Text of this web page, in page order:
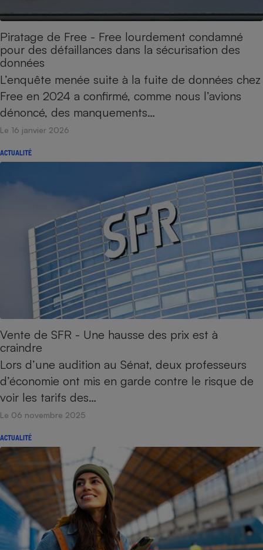
Piratage de Free - Free lourdement condamné
pour des défaillances dans la sécurisation des
données
L’enquête menée suite à la fuite de données chez
Free en 2024 a confirmé, comme nous l’avions
dénoncé, des manquements…
Le 16 janvier 2026
ACTUALITÉ
Vente de SFR - Une hausse des prix est à
craindre
Lors d’une audition au Sénat, deux professeurs
d’économie ont mis en garde contre le risque de
voir les tarifs des…
Le 06 novembre 2025
ACTUALITÉ